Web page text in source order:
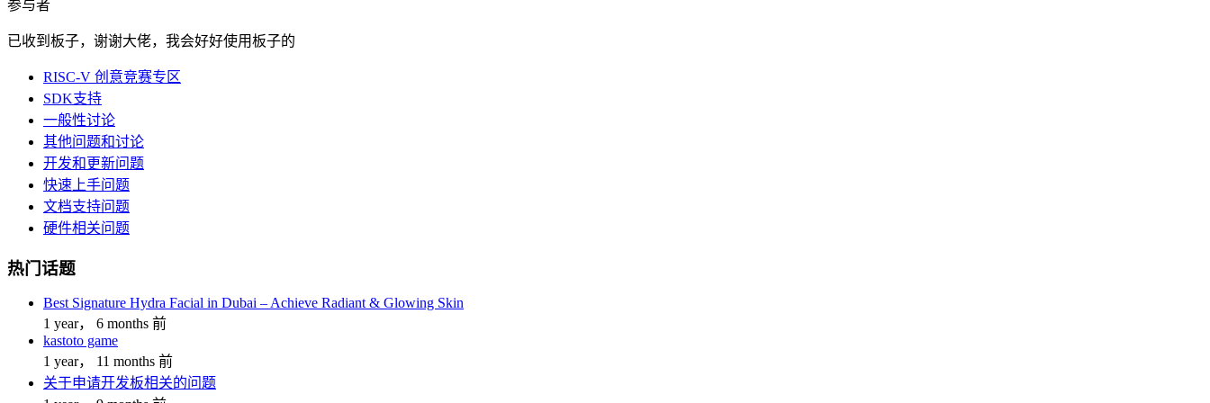
参与者
已收到板子，谢谢大佬，我会好好使用板子的
RISC-V 创意竞赛专区
SDK支持
一般性讨论
其他问题和讨论
开发和更新问题
快速上手问题
文档支持问题
硬件相关问题
热门话题
Best Signature Hydra Facial in Dubai – Achieve Radiant & Glowing Skin
1 year， 6 months 前
kastoto game
1 year， 11 months 前
关于申请开发板相关的问题